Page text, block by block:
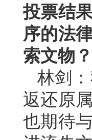
投票结
序的法
索文物
林剑
返还原
也期待